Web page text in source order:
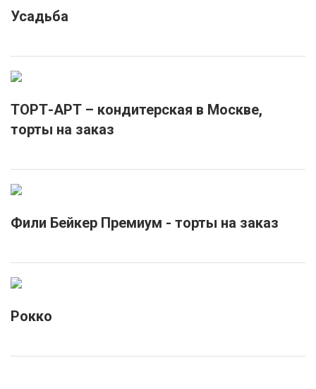
Усадьба
ТОРТ-АРТ – кондитерская в Москве,
торты на заказ
Фили Бейкер Премиум - торты на заказ
Рокко